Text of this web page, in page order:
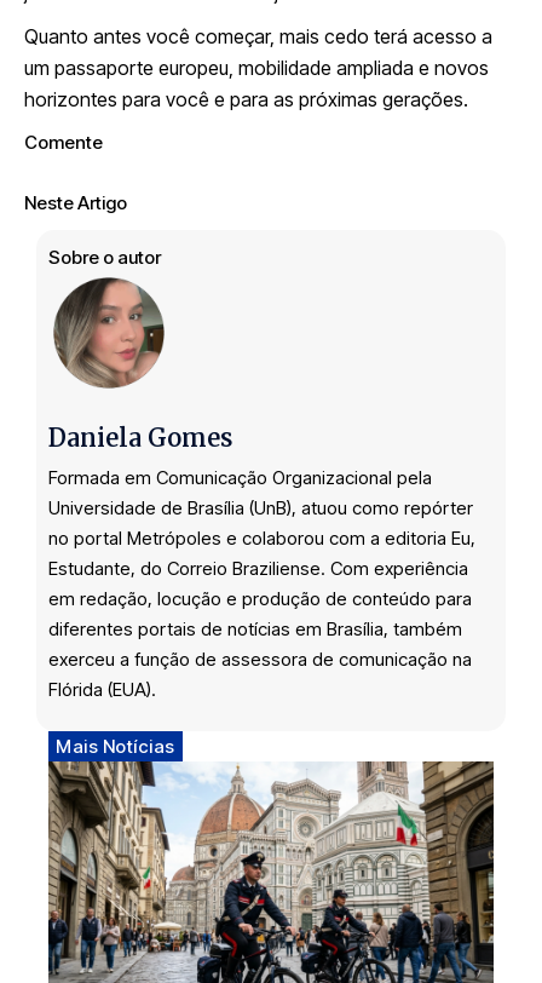
Quanto antes você começar, mais cedo terá acesso a
um passaporte europeu, mobilidade ampliada e novos
horizontes para você e para as próximas gerações.
Comente
Neste Artigo
Sobre o autor
Daniela Gomes
Formada em Comunicação Organizacional pela
Universidade de Brasília (UnB), atuou como repórter
no portal Metrópoles e colaborou com a editoria Eu,
Estudante, do Correio Braziliense. Com experiência
em redação, locução e produção de conteúdo para
diferentes portais de notícias em Brasília, também
exerceu a função de assessora de comunicação na
Flórida (EUA).
Mais Notícias